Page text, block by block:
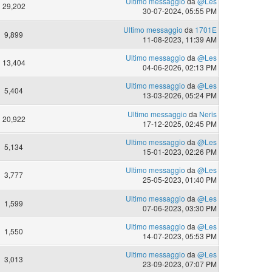
29,202
30-07-2024, 05:55 PM
9,899 Ultimo messaggio da 1701E
11-08-2023, 11:39 AM
13,404 Ultimo messaggio da @Les
04-06-2026, 02:13 PM
5,404 Ultimo messaggio da@Les
13-03-2026, 05:24 PM
20,922 Ultimo messaggio da Neris
17-12-2025, 02:45 PM
5,134 Ultimo messaggio da @Les
15-01-2023, 02:26 PM
3,777 Ultimo messaggio da@Les
25-05-2023, 01:40 PM
1,599 Ultimo messaggio da @Les
07-06-2023, 03:30 PM
1,550 Ultimo messaggio da @Les
14-07-2023, 05:53 PM
3,013 Ultimo messaggio da@Les
23-09-2023, 07:07 PM